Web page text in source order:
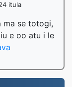
itula
ma se totogi,
e oo atu i le